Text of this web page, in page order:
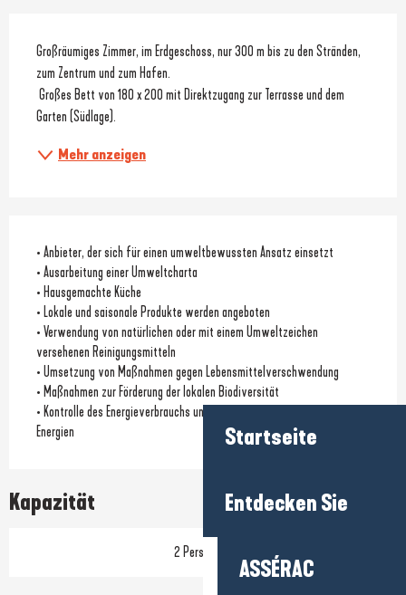
Startseite
Entdecken Sie
ASSÉRAC
Beschreibung
Großräumiges Zimmer, im Erdgeschoss, nur 300 m bis zu den Stränden,
zum Zentrum und zum Hafen.
Garten (Südlage).
Mehr anzeigen
• Anbieter, der sich für einen umweltbewussten Ansatz einsetzt
• Ausarbeitung einer Umweltcharta
• Hausgemachte Küche
• Lokale und saisonale Produkte werden angeboten
• Verwendung von natürlichen oder mit einem Umweltzeichen
versehenen Reinigungsmitteln
• Umsetzung von Maßnahmen gegen Lebensmittelverschwendung
• Maßnahmen zur Förderung der lokalen Biodiversität
• Kontrolle des Energieverbrauchs und/oder Nutzung erneuerbarer
Energien
Kapazität
2 Person(en)